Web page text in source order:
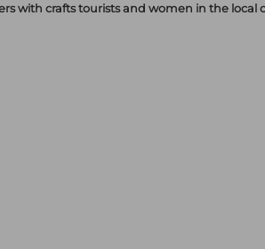
with crafts tourists and women in the local